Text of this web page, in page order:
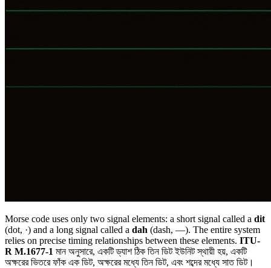
Morse code uses only two signal elements: a short signal called a dit
(dot, ·) and a long signal called a dah (dash, —). The entire system
relies on precise timing relationships between these elements. ITU-
R M.1677-1 মান অনুসারে, একটি ড্যাশ ঠিক তিন ডিট ইউনিট স্থায়ী হয়, একটি
অক্ষরের ভিতরে ফাঁক এক ডিট, অক্ষরের মধ্যে তিন ডিট, এবং শব্দের মধ্যে সাত ডিট।